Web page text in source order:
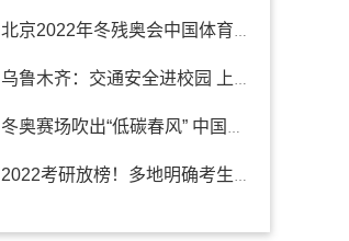
北京2022年冬残奥会中国体育
乌鲁木齐：交通安全进校园 上
冬奥赛场吹出“低碳春风” 中国行
2022考研放榜！多地明确考生